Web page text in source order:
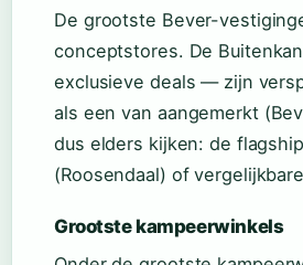
De grootste Bever-
conceptstores. De
exclusieve deals — zijn
als een van aangemerkt
dus elders kijken: de
(Roosendaal) of
Grootste kampeerwinkels